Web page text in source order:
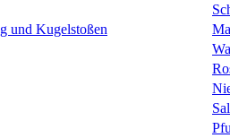
und Kugelstoßen